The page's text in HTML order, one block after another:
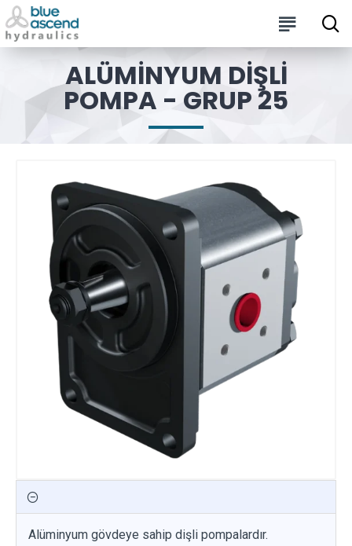
ALÜMINYUM DIŞLI
POMPA - GRUP 25
Alüminyum gövdeye sahip dişli pompalardır.